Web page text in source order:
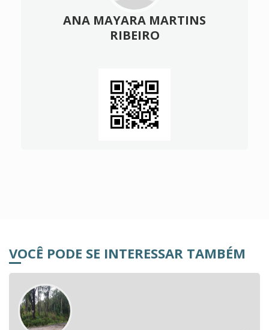
ANA MAYARA MARTINS
RIBEIRO
VOCÊ PODE SE INTERESSAR TAMBÉM